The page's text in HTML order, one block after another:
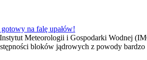
na falę upałów!
Meteorologii i Gospodarki Wodnej
bloków jądrowych z powody